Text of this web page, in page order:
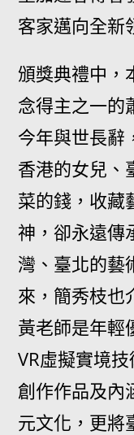
客家邁向全新
頒獎典禮中，
念得主之一的
今年與世長辭
香港的女兒、
菜的錢，收藏
神，卻永遠傳
灣、臺北的藝
來，簡秀枝也
黃老師是年輕
VR虛擬實境
創作作品及內
元文化，更將